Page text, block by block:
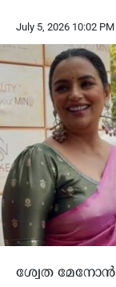
July 5, 2026 10:02 PM
ശ്വേത മേനോൻ